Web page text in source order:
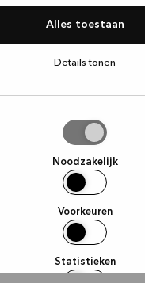
Alles toestaan
Details tonen
Noodzakelijk
Voorkeuren
Statistieken